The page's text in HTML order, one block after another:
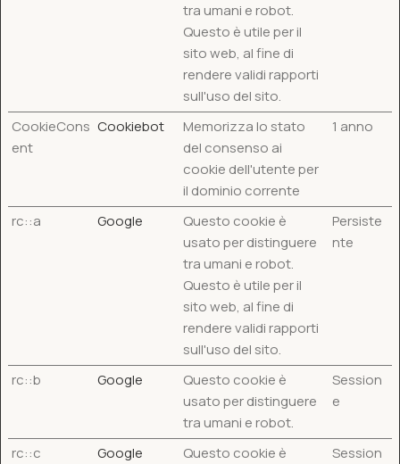
tra umani e robot.
Questo è utile per il
sito web, al fine di
rendere validi rapporti
sull'uso del sito.
CookieCons
ent
Cookiebot
Memorizza lo stato
del consenso ai
cookie dell'utente per
il dominio corrente
1 anno
rc::a Google
Questo cookie è
usato per distinguere
tra umani e robot.
Questo è utile per il
sito web, al fine di
rendere validi rapporti
sull'uso del sito.
Persiste
nte
rc::b Google
Questo cookie è
usato per distinguere
tra umani e robot.
Session
e
rc::c Google
Questo cookie è
Session